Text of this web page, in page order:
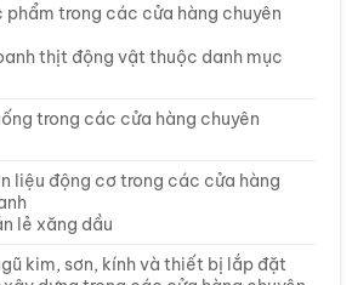
phẩm trong các cửa hàng chuyên
thịt động vật thuộc danh mục
trong các cửa hàng chuyên
liệu động cơ trong các cửa hàng
lẻ xăng dầu
kim, sơn, kính và thiết bị lắp đặt